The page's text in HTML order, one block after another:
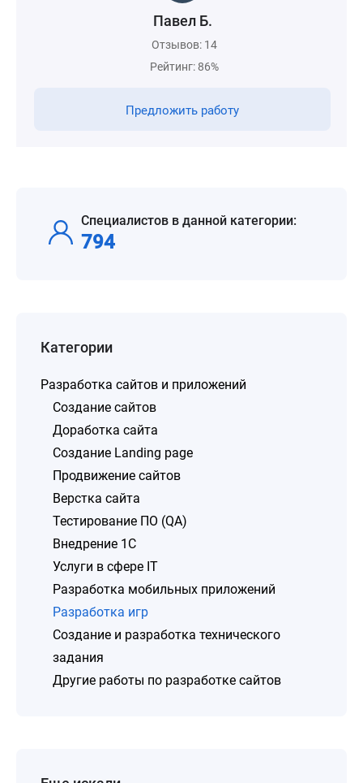
Павел Б.
Отзывов: 14
Рейтинг: 86%
Предложить работу
Специалистов в данной категории:
794
Категории
Разработка сайтов и приложений
Создание сайтов
Доработка сайта
Создание Landing page
Продвижение сайтов
Верстка сайта
Тестирование ПО (QA)
Внедрение 1C
Услуги в сфере IT
Разработка мобильных приложений
Разработка игр
Создание и разработка технического
задания
Другие работы по разработке сайтов